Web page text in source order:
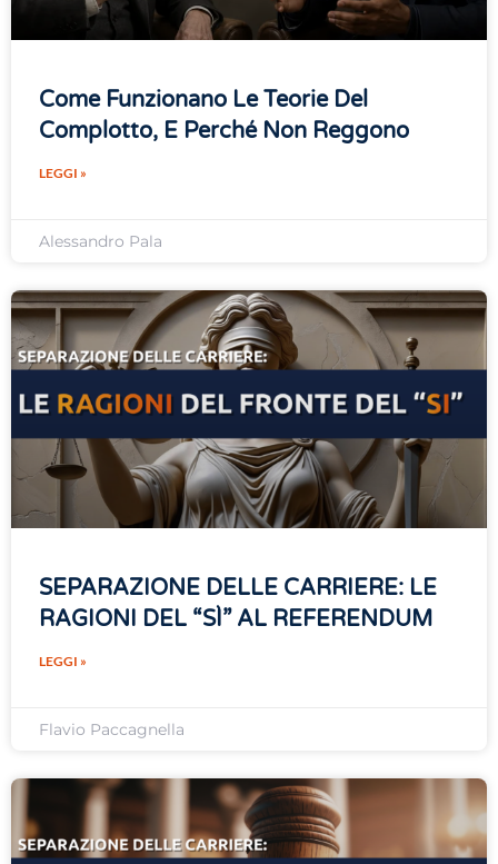
Come Funzionano Le Teorie Del
Complotto, E Perché Non Reggono
LEGGI »
Alessandro Pala
SEPARAZIONE DELLE CARRIERE: LE
RAGIONI DEL “SÌ” AL REFERENDUM
LEGGI »
Flavio Paccagnella